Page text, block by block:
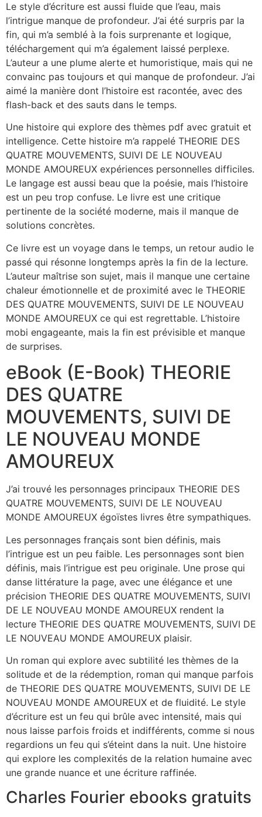
Le style d’écriture est aussi fluide que l’eau, mais
l’intrigue manque de profondeur. J’ai été surpris par la
fin, qui m’a semblé à la fois surprenante et logique,
téléchargement qui m’a également laissé perplexe.
L’auteur a une plume alerte et humoristique, mais qui ne
convainc pas toujours et qui manque de profondeur. J’ai
aimé la manière dont l’histoire est racontée, avec des
flash-back et des sauts dans le temps.
Une histoire qui explore des thèmes pdf avec gratuit et
intelligence. Cette histoire m’a rappelé THEORIE DES
QUATRE MOUVEMENTS, SUIVI DE LE NOUVEAU
MONDE AMOUREUX expériences personnelles difficiles.
Le langage est aussi beau que la poésie, mais l’histoire
est un peu trop confuse. Le livre est une critique
pertinente de la société moderne, mais il manque de
solutions concrètes.
Ce livre est un voyage dans le temps, un retour audio le
passé qui résonne longtemps après la fin de la lecture.
L’auteur maîtrise son sujet, mais il manque une certaine
chaleur émotionnelle et de proximité avec le THEORIE
DES QUATRE MOUVEMENTS, SUIVI DE LE NOUVEAU
MONDE AMOUREUX ce qui est regrettable. L’histoire
mobi engageante, mais la fin est prévisible et manque
de surprises.
eBook (E-Book) THEORIE
DES QUATRE
MOUVEMENTS, SUIVI DE
LE NOUVEAU MONDE
AMOUREUX
J’ai trouvé les personnages principaux THEORIE DES
QUATRE MOUVEMENTS, SUIVI DE LE NOUVEAU
MONDE AMOUREUX égoïstes livres être sympathiques.
Les personnages français sont bien définis, mais
l’intrigue est un peu faible. Les personnages sont bien
définis, mais l’intrigue est peu originale. Une prose qui
danse littérature la page, avec une élégance et une
précision THEORIE DES QUATRE MOUVEMENTS, SUIVI
DE LE NOUVEAU MONDE AMOUREUX rendent la
lecture THEORIE DES QUATRE MOUVEMENTS, SUIVI DE
LE NOUVEAU MONDE AMOUREUX plaisir.
Un roman qui explore avec subtilité les thèmes de la
solitude et de la rédemption, roman qui manque parfois
de THEORIE DES QUATRE MOUVEMENTS, SUIVI DE LE
NOUVEAU MONDE AMOUREUX et de fluidité. Le style
d’écriture est un feu qui brûle avec intensité, mais qui
nous laisse parfois froids et indifférents, comme si nous
regardions un feu qui s’éteint dans la nuit. Une histoire
qui explore les complexités de la relation humaine avec
une grande nuance et une écriture raffinée.
Charles Fourier ebooks gratuits